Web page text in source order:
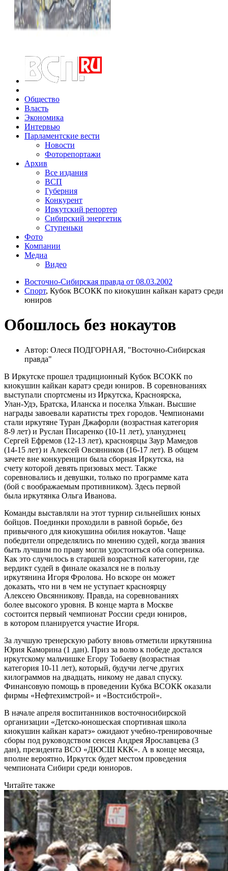
Общество
Власть
Экономика
Интервью
Парламентские вести
Новости
Фоторепортажи
Архив
Все издания
ВСП
Губерния
Конкурент
Иркутский репортер
Сибирский энергетик
Ступеньки
Фото
Компании
Медиа
Видео
Восточно-Сибирская правда от 08.03.2002
Спорт, Кубок ВСОКК по киокушин кайкан каратэ среди
юниров
Обошлось без нокаутов
Автор: Олеся ПОДГОРНАЯ, "Восточно-Сибирская
правда"
В Иркутске прошел традиционный Кубок ВСОКК по
киокушин кайкан каратэ среди юниров. В соревнованиях
выступали спортсмены из Иркутска, Красноярска,
Улан-Удэ, Братска, Иланска и поселка Улькан. Высшие
награды завоевали каратисты трех городов. Чемпионами
стали иркутяне Туран Джафорли (возрастная категория
8-9 лет) и Руслан Писаренко (10-11 лет), уланудэнец
Сергей Ефремов (12-13 лет), красноярцы Заур Мамедов
(14-15 лет) и Алексей Овсянников (16-17 лет). В общем
зачете вне конкуренции была сборная Иркутска, на
счету которой девять призовых мест. Также
соревновались и девушки, только по программе ката
(бой с воображаемым противником). Здесь первой
была иркутянка Ольга Иванова.
Команды выставляли на этот турнир сильнейших юных
бойцов. Поединки проходили в равной борьбе, без
привычного для киокушина обилия нокаутов. Чаще
победители определялись по мнению судей, когда звания
быть лучшим по праву могли удостоиться оба соперника.
Как это случилось в старшей возрастной категории, где
вердикт судей в финале оказался не в пользу
иркутянина Игоря Фролова. Но вскоре он может
доказать, что ни в чем не уступает красноярцу
Алексею Овсянникову. Правда, на соревнованиях
более высокого уровня. В конце марта в Москве
состоится первый чемпионат России среди юниров,
в котором планируется участие Игоря.
За лучшую тренерскую работу вновь отметили иркутянина
Юрия Каморина (1 дан). Приз за волю к победе достался
иркутскому мальчишке Егору Тобаеву (возрастная
категория 10-11 лет), который, будучи легче других
килограммов на двадцать, никому не давал спуску.
Финансовую помощь в проведении Кубка ВСОКК оказали
фирмы «Нефтехимстрой» и «Востсибстрой».
В начале апреля воспитанников восточносибирской
организации «Детско-юношеская спортивная школа
киокушин кайкан каратэ» ожидают учебно-тренировочные
сборы под руководством сенсея Андрея Ярославцева (3
дан), президента ВСО «ДЮСШ ККК». А в конце месяца,
вполне вероятно, Иркутск будет местом проведения
чемпионата Сибири среди юниоров.
Читайте также